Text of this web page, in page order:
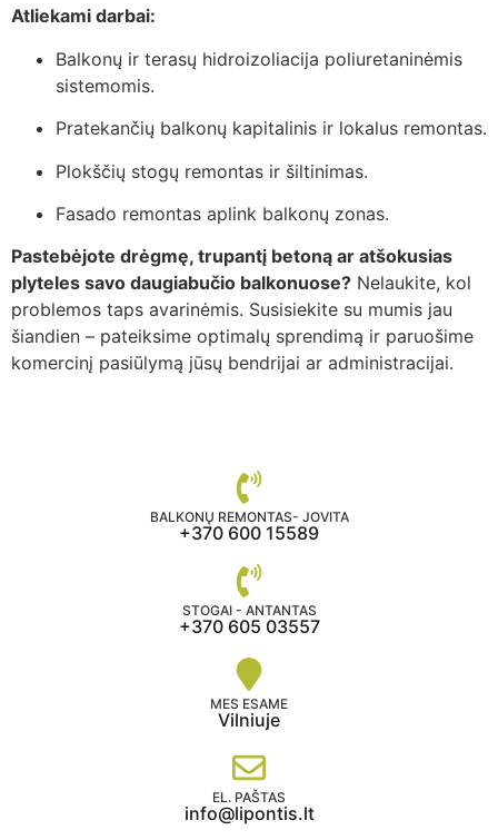
Atliekami darbai:
Balkonų ir terasų hidroizoliacija poliuretaninėmis
sistemomis.
Pratekančių balkonų kapitalinis ir lokalus remontas.
Plokščių stogų remontas ir šiltinimas.
Fasado remontas aplink balkonų zonas.
Pastebėjote drėgmę, trupantį betoną ar atšokusias
plyteles savo daugiabučio balkonuose? Nelaukite, kol
problemos taps avarinėmis. Susisiekite su mumis jau
šiandien – pateiksime optimalų sprendimą ir paruošime
komercinį pasiūlymą jūsų bendrijai ar administracijai.
BALKONŲ REMONTAS- JOVITA
+370 600 15589
STOGAI - ANTANTAS
+370 605 03557
MES ESAME
Vilniuje
EL. PAŠTAS
info@lipontis.lt